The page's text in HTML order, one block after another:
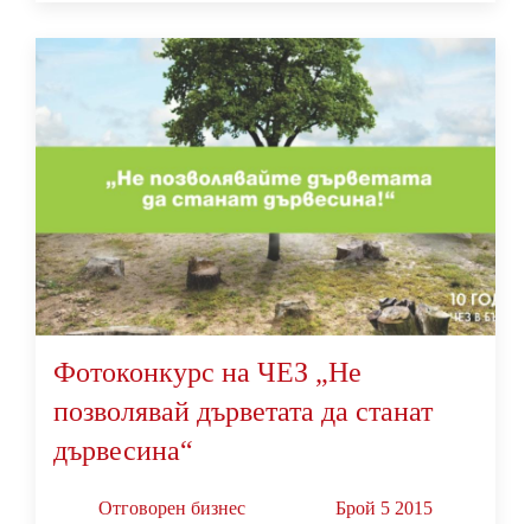
Фотоконкурс на ЧЕЗ „Не
позволявай дърветата да станат
дървесина“
Oтговорен бизнес Брой 5 2015